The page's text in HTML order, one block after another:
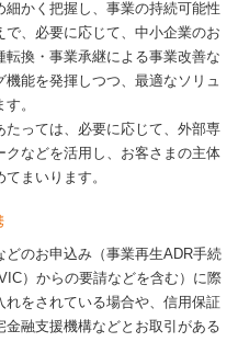
かく把握し、事業の持続可能性
、必要に応じて、中小企業のお
換・事業承継による事業改善な
能を発揮しつつ、最適なソリュ
。
たっては、必要に応じて、外部専
クなどを活用し、お客さまの主体
まいります。
のお申込み（事業再生ADR手続
）からの要請などを含む）に際
れをされている場合や、信用保証
融支援機構などとお取引がある